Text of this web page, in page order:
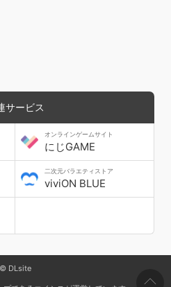
サービス
オンラインゲームサイト
にじGAME
二次元バラエティストア
viviON BLUE
© DLsite